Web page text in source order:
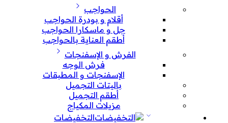
الحواجب
أقلام و بودرة الحواجب
جل و ماسكارا الحواجب
أطقم العناية بالحواجب
الفرش و الإسفنجات
فرش الوجه
الإسفنجات و المطبقات
باليتات التجميل
أطقم التجميل
مزيلات المكياج
التخفيضات